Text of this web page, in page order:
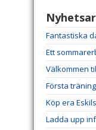
Fantastiska
Ett
Välkommen
Första
Köp era
Ladda upp